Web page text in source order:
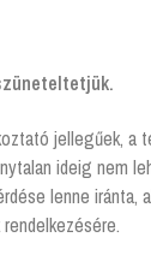
jellegűek, a
ideig nem
lenne iránta,